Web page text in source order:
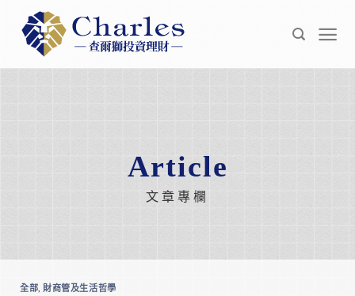
content
Article
文章專欄
全部 財商管及生活哲學